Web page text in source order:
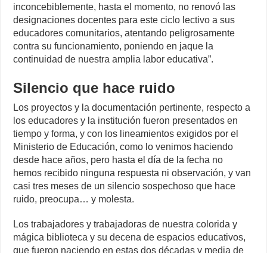
inconcebiblemente, hasta el momento, no renovó las
designaciones docentes para este ciclo lectivo a sus
educadores comunitarios, atentando peligrosamente
contra su funcionamiento, poniendo en jaque la
continuidad de nuestra amplia labor educativa”.
Silencio que hace ruido
Los proyectos y la documentación pertinente, respecto a
los educadores y la institución fueron presentados en
tiempo y forma, y con los lineamientos exigidos por el
Ministerio de Educación, como lo venimos haciendo
desde hace años, pero hasta el día de la fecha no
hemos recibido ninguna respuesta ni observación, y van
casi tres meses de un silencio sospechoso que hace
ruido, preocupa… y molesta.
Los trabajadores y trabajadoras de nuestra colorida y
mágica biblioteca y su decena de espacios educativos,
que fueron naciendo en estas dos décadas y media de